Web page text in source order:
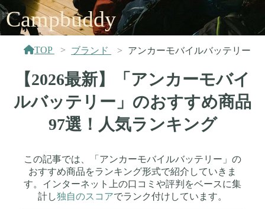
Campbuddy
TOP ブランド アンカーモバイルバッテリー
【2026最新】「アンカーモバイ
ルバッテリー」のおすすめ商品
97選！人気ランキング
この記事では、「アンカーモバイルバッテリー」の
おすすめ商品をランキング形式で紹介していきま
す。インターネット上の口コミや評判をベースに集
計し独自のスコアでランク付けしています。